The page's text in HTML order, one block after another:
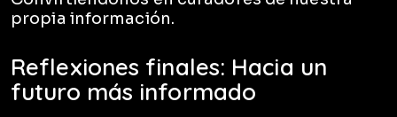
propia información.
Reflexiones finales: Hacia un
futuro más informado